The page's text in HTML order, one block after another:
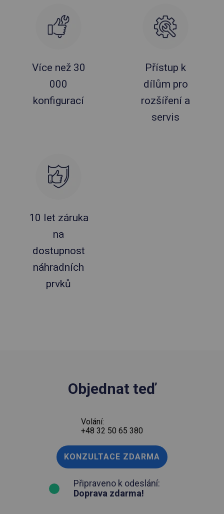
Více než 30
000
konfigurací
Přístup k
dílům pro
rozšíření a
servis
10 let záruka
na
dostupnost
náhradních
prvků
Objednat teď
Volání:
+48 32 50 65 380
KONZULTACE ZDARMA
Připraveno k odeslání:
Doprava zdarma!